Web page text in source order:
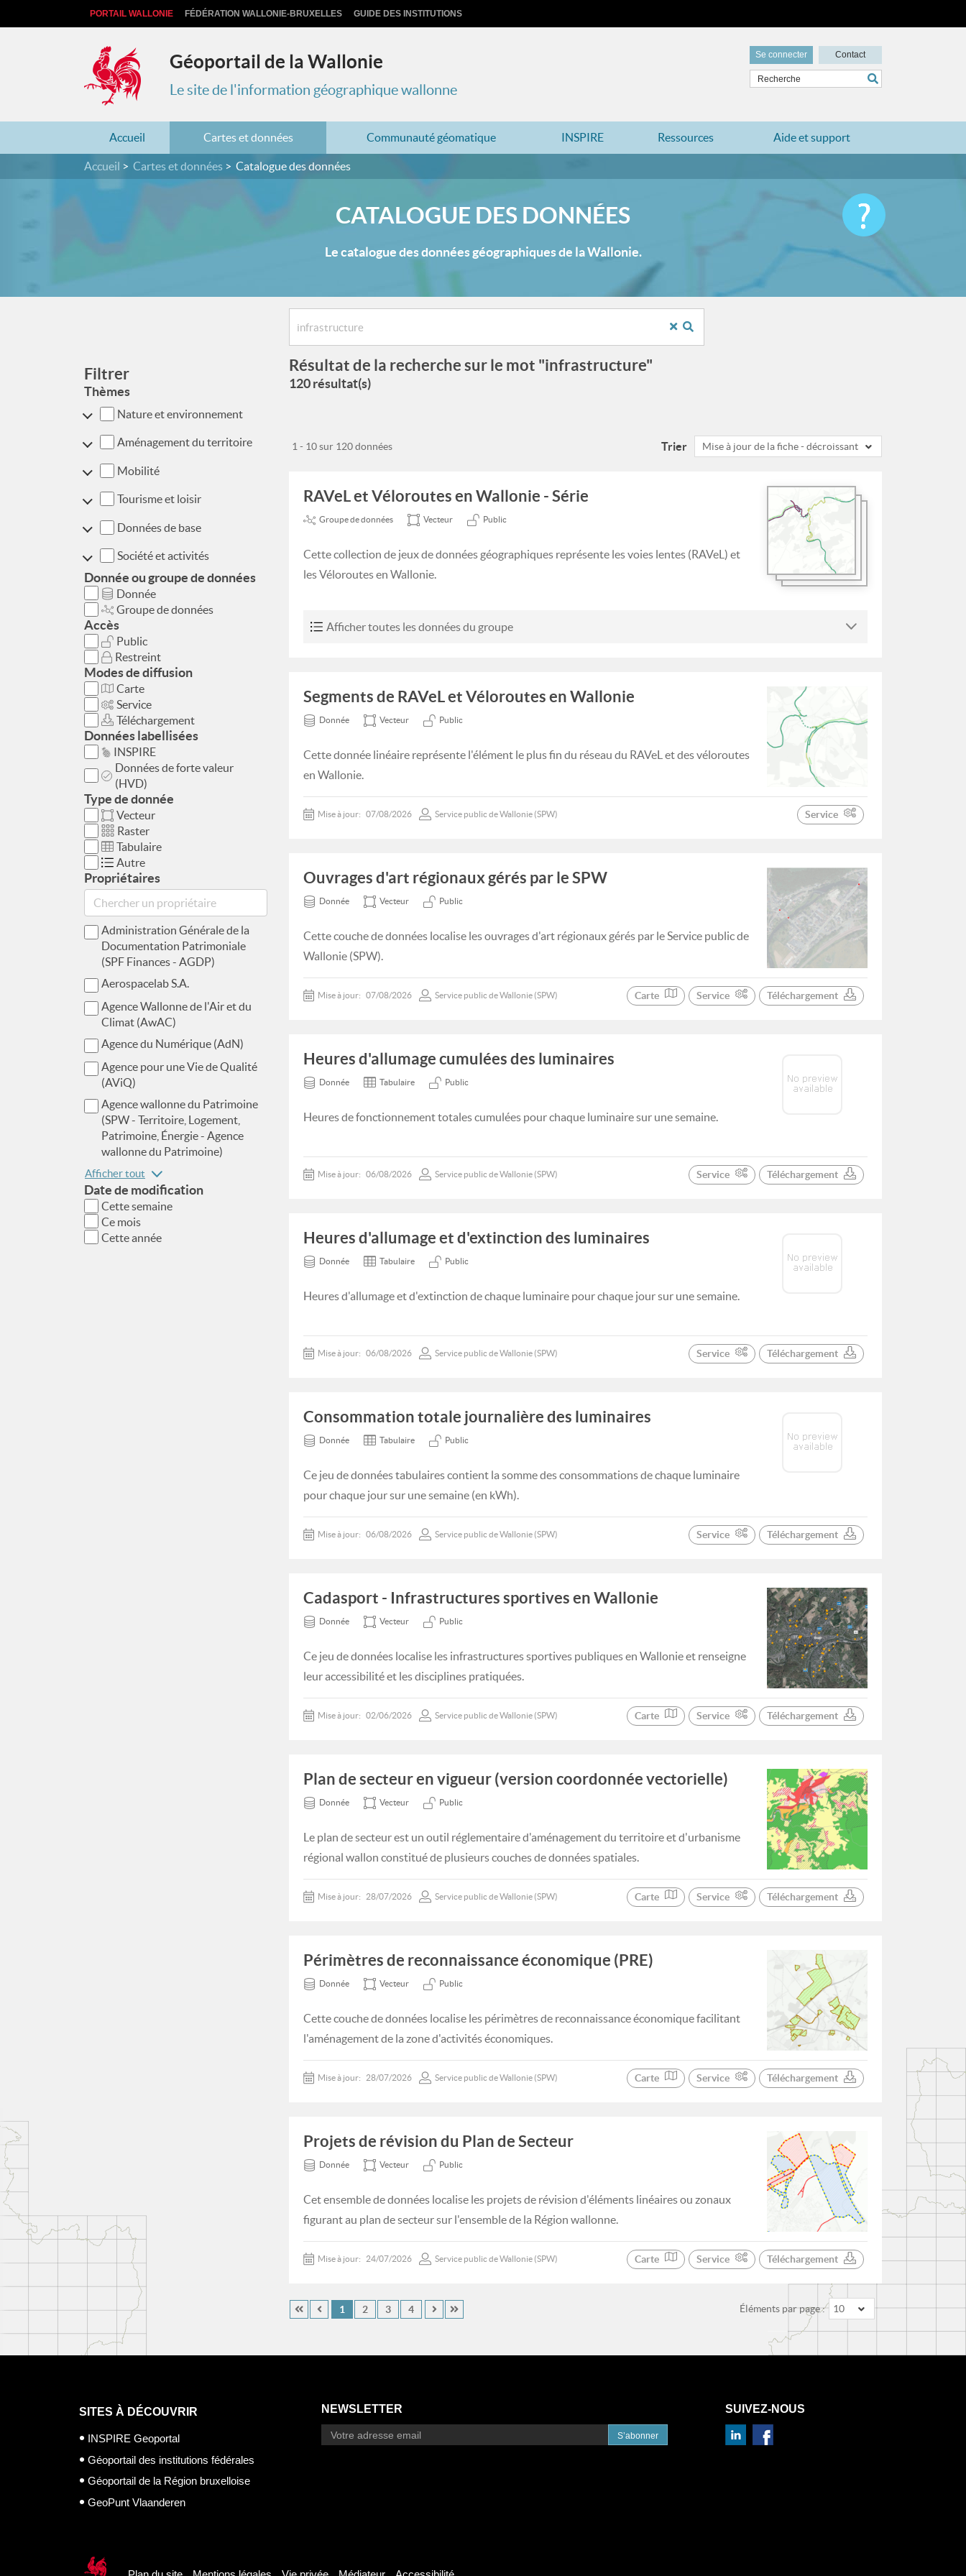
PORTAIL WALLONIE FÉDÉRATION WALLONIE-BRUXELLES GUIDE DES INSTITUTIONS
Géoportail de la Wallonie
Le site de l'information géographique wallonne
Se connecter Contact
Accueil Cartes et données Communauté géomatique INSPIRE Ressources Aide et support
Accueil Cartes et données Catalogue des données
CATALOGUE DES DONNÉES
Le catalogue des données géographiques de la Wallonie.
Filtrer
Thèmes
Nature et environnement
Aménagement du territoire
Mobilité
Tourisme et loisir
Données de base
Société et activités
Donnée ou groupe de données
Donnée
Groupe de données
Accès
Public
Restreint
Modes de diffusion
Carte
Service
Téléchargement
Données labellisées
INSPIRE
Données de forte valeur
(HVD)
Type de donnée
Vecteur
Raster
Tabulaire
Autre
Propriétaires
Administration Générale de la
Documentation Patrimoniale
(SPF Finances - AGDP)
Aerospacelab S.A.
Agence Wallonne de l'Air et du
Climat (AwAC)
Agence du Numérique (AdN)
Agence pour une Vie de Qualité
(AViQ)
Agence wallonne du Patrimoine
(SPW - Territoire, Logement,
Patrimoine, Énergie - Agence
wallonne du Patrimoine)
Afficher tout
Date de modification
Cette semaine
Ce mois
Cette année
Résultat de la recherche sur le mot "infrastructure"
120 résultat(s)
Trier Mise à jour de la fiche - décroissant
1 - 10 sur 120 données
RAVeL et Véloroutes en Wallonie - Série
Groupe de données Vecteur Public
Cette collection de jeux de données géographiques représente les voies lentes (RAVeL) et
les Véloroutes en Wallonie.
Afficher toutes les données du groupe
Segments de RAVeL et Véloroutes en Wallonie
Donnée Vecteur Public
Cette donnée linéaire représente l'élément le plus fin du réseau du RAVeL et des véloroutes
en Wallonie.
Mise à jour: 07/08/2026 Service public de Wallonie (SPW) Service
Ouvrages d'art régionaux gérés par le SPW
Donnée Vecteur Public
Cette couche de données localise les ouvrages d'art régionaux gérés par le Service public de
Wallonie (SPW).
Mise à jour: 07/08/2026 Service public de Wallonie (SPW) Carte Service Téléchargement
Heures d'allumage cumulées des luminaires
Donnée Tabulaire Public
Heures de fonctionnement totales cumulées pour chaque luminaire sur une semaine.
Mise à jour: 06/08/2026 Service public de Wallonie (SPW) Service Téléchargement
Heures d'allumage et d'extinction des luminaires
Donnée Tabulaire Public
Heures d'allumage et d'extinction de chaque luminaire pour chaque jour sur une semaine.
Mise à jour: 06/08/2026 Service public de Wallonie (SPW) Service Téléchargement
Consommation totale journalière des luminaires
Donnée Tabulaire Public
Ce jeu de données tabulaires contient la somme des consommations de chaque luminaire
pour chaque jour sur une semaine (en kWh).
Mise à jour: 06/08/2026 Service public de Wallonie (SPW) Service Téléchargement
Cadasport - Infrastructures sportives en Wallonie
Donnée Vecteur Public
Ce jeu de données localise les infrastructures sportives publiques en Wallonie et renseigne
leur accessibilité et les disciplines pratiquées.
Mise à jour: 02/06/2026 Service public de Wallonie (SPW) Carte Service Téléchargement
Plan de secteur en vigueur (version coordonnée vectorielle)
Donnée Vecteur Public
Le plan de secteur est un outil réglementaire d'aménagement du territoire et d'urbanisme
régional wallon constitué de plusieurs couches de données spatiales.
Mise à jour: 28/07/2026 Service public de Wallonie (SPW) Carte Service Téléchargement
Périmètres de reconnaissance économique (PRE)
Donnée Vecteur Public
Cette couche de données localise les périmètres de reconnaissance économique facilitant
l'aménagement de la zone d'activités économiques.
Mise à jour: 28/07/2026 Service public de Wallonie (SPW) Carte Service Téléchargement
Projets de révision du Plan de Secteur
Donnée Vecteur Public
Cet ensemble de données localise les projets de révision d'éléments linéaires ou zonaux
figurant au plan de secteur sur l'ensemble de la Région wallonne.
Mise à jour: 24/07/2026 Service public de Wallonie (SPW) Carte Service Téléchargement
Éléments par page : 10
1 2 3 4
SITES À DÉCOUVRIR
INSPIRE Geoportal
Géoportail des institutions fédérales
Géoportail de la Région bruxelloise
GeoPunt Vlaanderen
NEWSLETTER
S’abonner
SUIVEZ-NOUS